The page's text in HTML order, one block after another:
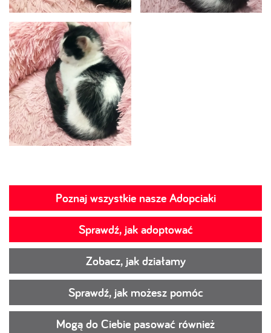
Poznaj wszystkie nasze Adopciaki
Sprawdź, jak adoptować
Zobacz, jak działamy
Sprawdź, jak możesz pomóc
Mogą do Ciebie pasować również